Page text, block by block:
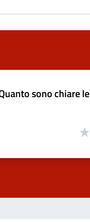
sono chiare